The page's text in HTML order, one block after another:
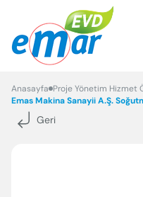
Anasayfa Proje Yönetim Hizmet
Emas Makina Sanayii A.Ş.
Geri